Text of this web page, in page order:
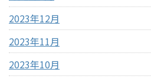
2023年12月
2023年11月
2023年10月